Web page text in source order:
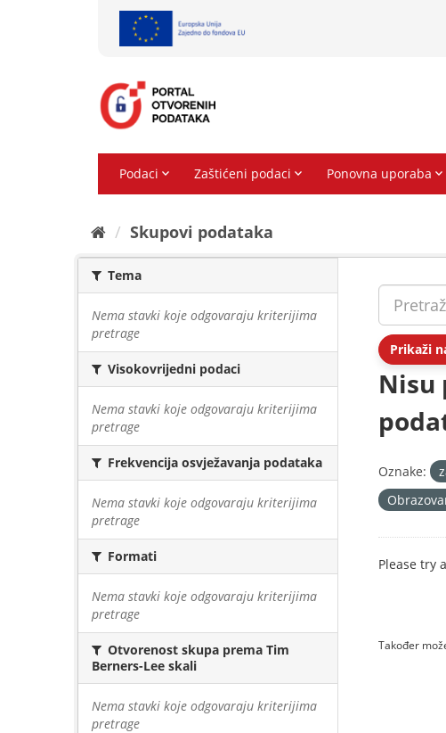
Skupovi podаtаkа
Tema
Nema stavki koje odgovaraju kriterijima
pretrage
Visokovrijedni podaci
Nema stavki koje odgovaraju kriterijima
pretrage
Frekvencija osvježavanja podataka
Nema stavki koje odgovaraju kriterijima
pretrage
Formati
Nema stavki koje odgovaraju kriterijima
pretrage
Otvorenost skupa prema Tim
Berners-Lee skali
Nema stavki koje odgovaraju kriterijima
pretrage
Prikaži
Nisu
Oznake:
Please try
Također